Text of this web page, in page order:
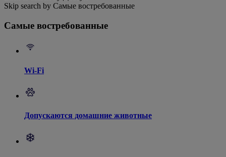
Skip search by Самые востребованные
Самые востребованные
Wi-Fi
Допускаются домашние животные